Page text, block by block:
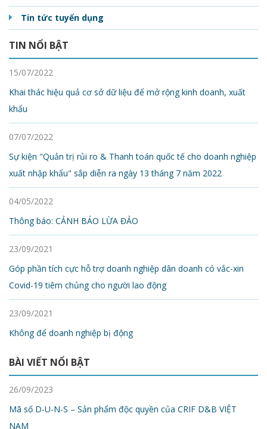
Tin tức tuyển dụng
TIN NỔI BẬT
15/07/2022
Khai thác hiệu quả cơ sở dữ liệu để mở rộng kinh doanh, xuất
khẩu
07/07/2022
Sự kiện "Quản trị rủi ro & Thanh toán quốc tế cho doanh nghiệp
xuất nhập khẩu" sắp diễn ra ngày 13 tháng 7 năm 2022
04/05/2022
Thông báo: CẢNH BÁO LỪA ĐẢO
23/09/2021
Góp phần tích cực hỗ trợ doanh nghiệp dân doanh có vắc-xin
Covid-19 tiêm chủng cho người lao động
23/09/2021
Không để doanh nghiệp bị động
BÀI VIẾT NỔI BẬT
26/09/2023
Mã số D-U-N-S – Sản phẩm độc quyền của CRIF D&B VIỆT
NAM